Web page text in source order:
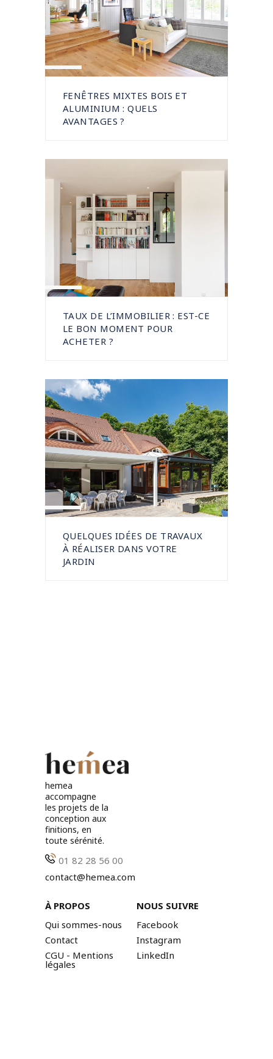
FENÊTRES MIXTES BOIS ET
ALUMINIUM : QUELS
AVANTAGES ?
TAUX DE L’IMMOBILIER : EST-CE
LE BON MOMENT POUR
ACHETER ?
QUELQUES IDÉES DE TRAVAUX
À RÉALISER DANS VOTRE
JARDIN
hemea
accompagne
les projets de la
conception aux
finitions, en
toute sérénité.
01 82 28 56 00
contact@hemea.com
À PROPOS
Qui sommes-nous
Contact
CGU - Mentions
légales
NOUS SUIVRE
Facebook
Instagram
LinkedIn